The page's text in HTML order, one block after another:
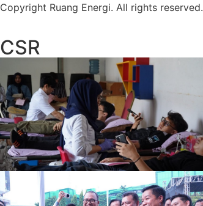
Copyright Ruang Energi. All rights reserved.
CSR